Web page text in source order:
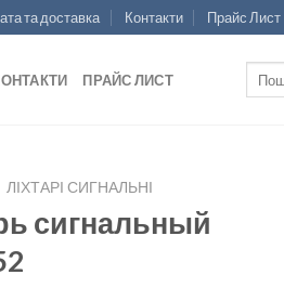
та доставка Контакти Прайс Лист
ПРАЙС ЛИСТ
ЛІХТАРІ СИГНАЛЬНІ
сигнальный